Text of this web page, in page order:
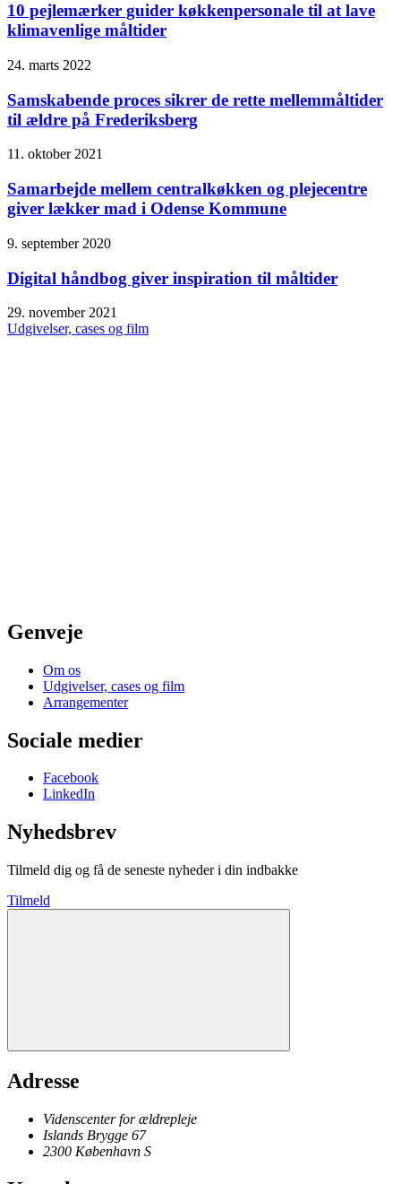
10 pejlemærker guider køkkenpersonale til at lave
klimavenlige måltider
24. marts 2022
Samskabende proces sikrer de rette mellemmåltider
til ældre på Frederiksberg
11. oktober 2021
Samarbejde mellem centralkøkken og plejecentre
giver lækker mad i Odense Kommune
9. september 2020
Digital håndbog giver inspiration til måltider
29. november 2021
Udgivelser, cases og film
Genveje
Om os
Udgivelser, cases og film
Arrangementer
Sociale medier
Facebook
LinkedIn
Nyhedsbrev
Tilmeld dig og få de seneste nyheder i din indbakke
Tilmeld
Adresse
Videnscenter for ældrepleje
Islands Brygge 67
2300 København S